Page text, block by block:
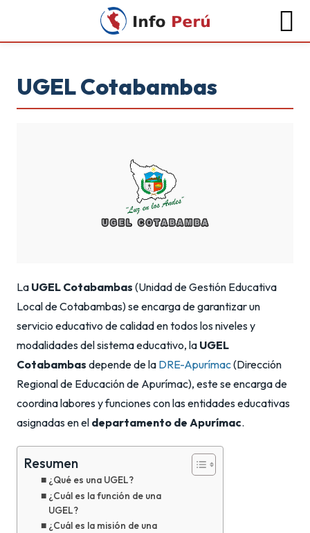
UGEL Cotabambas
La UGEL Cotabambas (Unidad de Gestión Educativa
Local de Cotabambas) se encarga de garantizar un
servicio educativo de calidad en todos los niveles y
modalidades del sistema educativo, la UGEL
Cotabambas depende de la DRE-Apurímac(Dirección
Regional de Educación de Apurímac), este se encarga de
coordina labores y funciones con las entidades educativas
asignadas en el departamento de Apurímac.
Resumen
¿Qué es una UGEL?
¿Cuál es la función de una
UGEL?
¿Cuál es la misión de una